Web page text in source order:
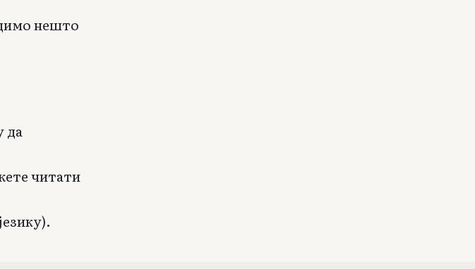
нешто
да
читати